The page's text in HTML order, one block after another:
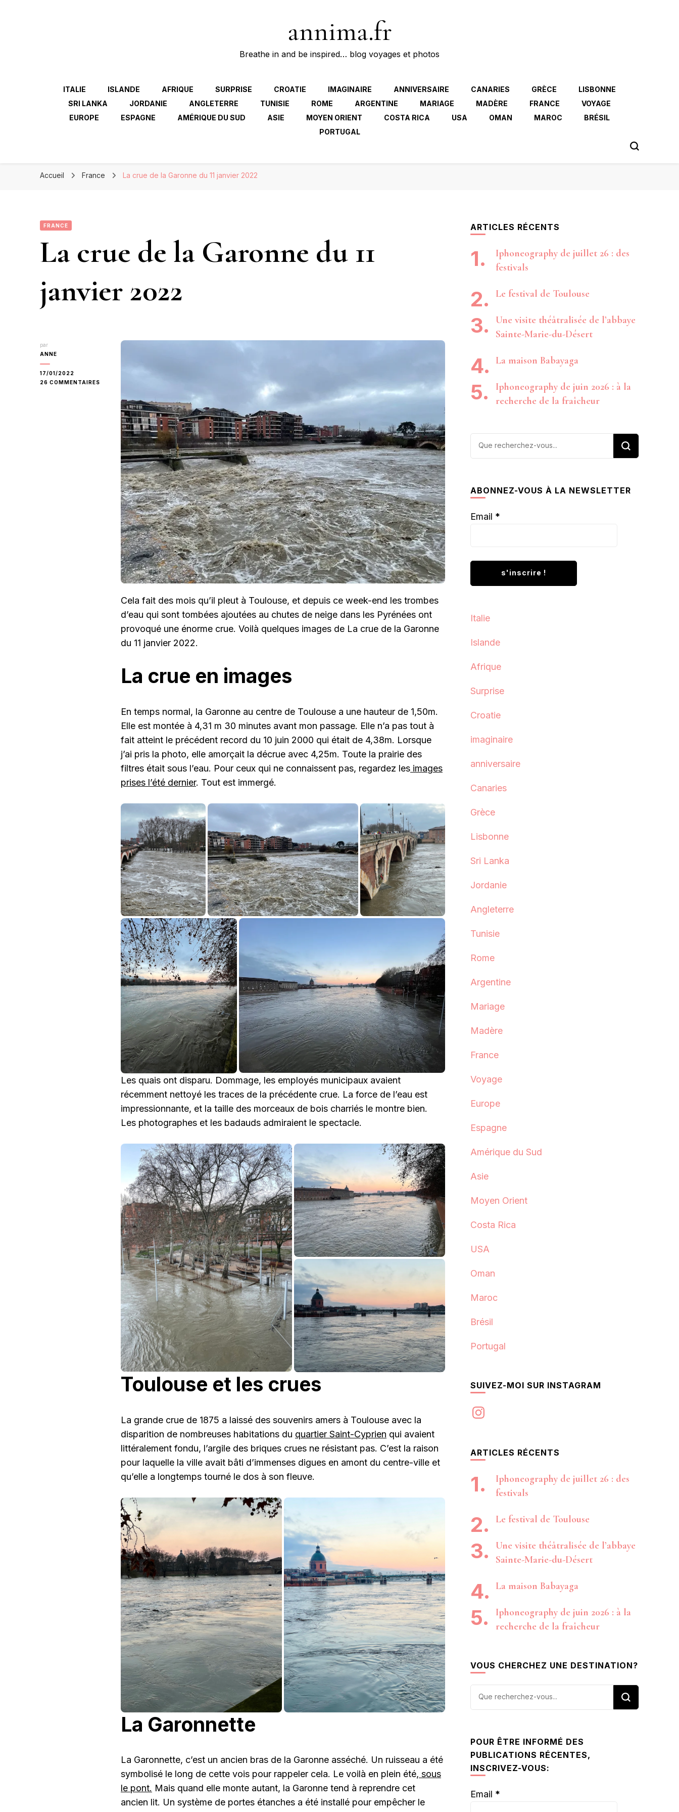
annima.fr
Breathe in and be inspired… blog voyages et photos
ITALIE ISLANDE AFRIQUE SURPRISE CROATIE IMAGINAIRE ANNIVERSAIRE CANARIES GRÈCE
LISBONNE
SRI LANKA
JORDANIE ANGLETERRE TUNISIE ROME ARGENTINE MARIAGE MADÈRE FRANCE
VOYAGE
EUROPE
ESPAGNE AMÉRIQUE DU SUD ASIE MOYEN ORIENT COSTA RICA USA OMAN MAROC
BRÉSIL
PORTUGAL
Accueil France La crue de la Garonne du 11 janvier 2022
FRANCE
La crue de la Garonne du 11
janvier 2022
par
ANNE
17/01/2022
26 COMMENTAIRES
GARONNE
JANVIER
Cela fait des mois qu’il pleut à Toulouse, et depuis ce week-end les trombes
d’eau qui sont tombées ajoutées au chutes de neige dans les Pyrénées ont
provoqué une énorme crue. Voilà quelques images de La crue de la Garonne
du 11 janvier 2022.
La crue en images
En temps normal, la Garonne au centre de Toulouse a une hauteur de 1,50m.
Elle est montée à 4,31 m 30 minutes avant mon passage. Elle n’a pas tout à
fait atteint le précédent record du 10 juin 2000 qui était de 4,38m. Lorsque
j’ai pris la photo, elle amorçait la décrue avec 4,25m. Toute la prairie des
filtres était sous l’eau. Pour ceux qui ne connaissent pas, regardez les images
prises l’été dernier. Tout est immergé.
Les quais ont disparu. Dommage, les employés municipaux avaient
récemment nettoyé les traces de la précédente crue. La force de l’eau est
impressionnante, et la taille des morceaux de bois charriés le montre bien.
Les photographes et les badauds admiraient le spectacle.
Toulouse et les crues
La grande crue de 1875 a laissé des souvenirs amers à Toulouse avec la
disparition de nombreuses habitations du quartier Saint-Cyprien qui avaient
littéralement fondu, l’argile des briques crues ne résistant pas. C’est la raison
pour laquelle la ville avait bâti d’immenses digues en amont du centre-ville et
qu’elle a longtemps tourné le dos à son fleuve.
La Garonnette
La Garonnette, c’est un ancien bras de la Garonne asséché. Un ruisseau a été
symbolisé le long de cette vois pour rappeler cela. Le voilà en plein été, sous
le pont. Mais quand elle monte autant, la Garonne tend à reprendre cet
ancien lit. Un système de portes étanches a été installé pour empêcher le
ARTICLES RÉCENTS
Iphoneography de juillet 26 : des
festivals
Le festival de Toulouse
Une visite théâtralisée de l’abbaye
Sainte-Marie-du-Désert
La maison Babayaga
Iphoneography de juin 2026 : à la
recherche de la fraîcheur
Vous
ABONNEZ-VOUS À LA NEWSLETTER
Email *
Italie
Islande
Afrique
Surprise
Croatie
imaginaire
anniversaire
Canaries
Grèce
Lisbonne
Sri Lanka
Jordanie
Angleterre
Tunisie
Rome
Argentine
Mariage
Madère
France
Voyage
Europe
Espagne
Amérique du Sud
Asie
Moyen Orient
Costa Rica
USA
Oman
Maroc
Brésil
Portugal
SUIVEZ-MOI SUR INSTAGRAM
Instagram
ARTICLES RÉCENTS
Iphoneography de juillet 26 : des
festivals
Le festival de Toulouse
Une visite théâtralisée de l’abbaye
Sainte-Marie-du-Désert
La maison Babayaga
Iphoneography de juin 2026 : à la
recherche de la fraîcheur
VOUS CHERCHEZ UNE DESTINATION?
Vous
POUR ÊTRE INFORMÉ DES
PUBLICATIONS RÉCENTES,
INSCRIVEZ-VOUS:
Email *